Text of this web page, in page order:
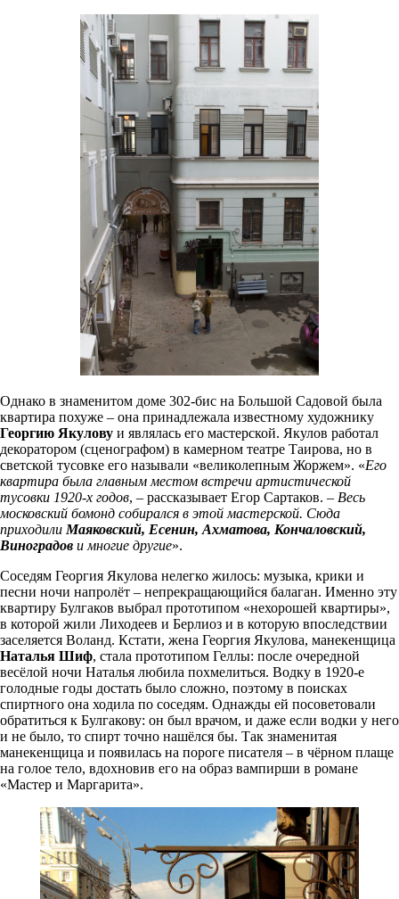
Однако в знаменитом доме 302-бис на Большой Садовой была
квартира похуже – она принадлежала известному художнику
Георгию Якулову и являлась его мастерской. Якулов работал
декоратором (сценографом) в камерном театре Таирова, но в
светской тусовке его называли «великолепным Жоржем». «Его
квартира была главным местом встречи артистической
тусовки 1920-х годов, – рассказывает Егор Сартаков. – Весь
московский бомонд собирался в этой мастерской. Сюда
приходили Маяковский, Есенин, Ахматова, Кончаловский,
Виноградов и многие другие».
Соседям Георгия Якулова нелегко жилось: музыка, крики и
песни ночи напролёт – непрекращающийся балаган. Именно эту
квартиру Булгаков выбрал прототипом «нехорошей квартиры»,
в которой жили Лиходеев и Берлиоз и в которую впоследствии
заселяется Воланд. Кстати, жена Георгия Якулова, манекенщица
Наталья Шиф, стала прототипом Геллы: после очередной
весёлой ночи Наталья любила похмелиться. Водку в 1920-е
голодные годы достать было сложно, поэтому в поисках
спиртного она ходила по соседям. Однажды ей посоветовали
обратиться к Булгакову: он был врачом, и даже если водки у него
и не было, то спирт точно нашёлся бы. Так знаменитая
манекенщица и появилась на пороге писателя – в чёрном плаще
на голое тело, вдохновив его на образ вампирши в романе
«Мастер и Маргарита».